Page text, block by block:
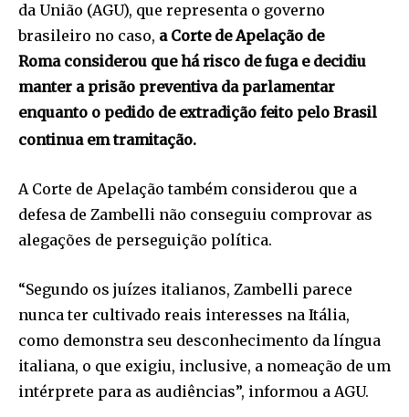
da União (AGU), que representa o governo
brasileiro no caso, a Corte de Apelação de
Roma considerou que há risco de fuga e decidiu
manter a prisão preventiva da parlamentar
enquanto o pedido de extradição feito pelo Brasil
continua em tramitação.
A Corte de Apelação também considerou que a
defesa de Zambelli não conseguiu comprovar as
alegações de perseguição política.
“Segundo os juízes italianos, Zambelli parece
nunca ter cultivado reais interesses na Itália,
como demonstra seu desconhecimento da língua
italiana, o que exigiu, inclusive, a nomeação de um
intérprete para as audiências”, informou a AGU.